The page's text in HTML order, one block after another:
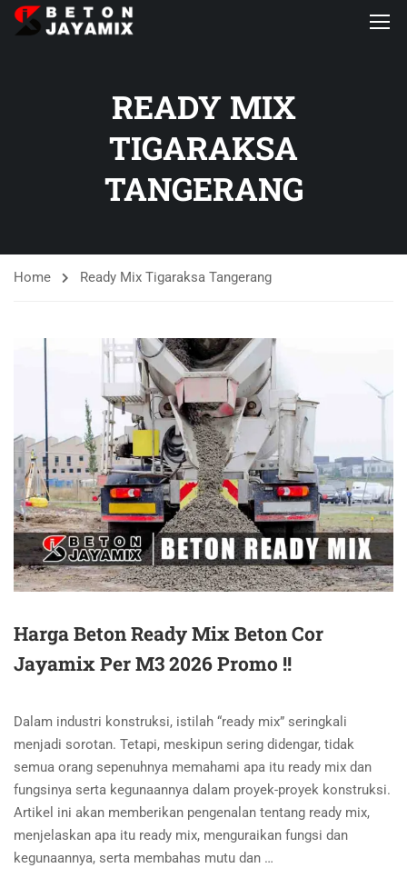
READY MIX
TIGARAKSA
TANGERANG
Home Ready Mix Tigaraksa Tangerang
Harga Beton Ready Mix Beton Cor
Jayamix Per M3 2026 Promo !!
Dalam industri konstruksi, istilah “ready mix” seringkali
menjadi sorotan. Tetapi, meskipun sering didengar, tidak
semua orang sepenuhnya memahami apa itu ready mix dan
fungsinya serta kegunaannya dalam proyek-proyek konstruksi.
Artikel ini akan memberikan pengenalan tentang ready mix,
menjelaskan apa itu ready mix, menguraikan fungsi dan
kegunaannya, serta membahas mutu dan …